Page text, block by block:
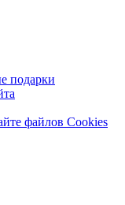
подарки
файлов Cookies